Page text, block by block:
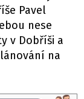
Pavel
nese
v Dobříši a
na